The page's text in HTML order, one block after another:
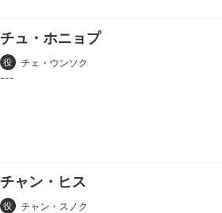
チュ・ホニョプ
役 チェ・ウンソク
チャン・ヒス
役 チャン・スノク